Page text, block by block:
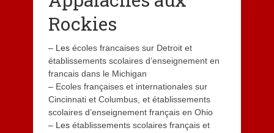
Rockies
– Les écoles francaises sur Detroit et
établissements scolaires d’enseignement en
francais dans le Michigan
– Ecoles françaises et internationales sur
Cincinnati et Columbus, et établissements
scolaires d’enseignement français en Ohio
– Les établissements scolaires français et